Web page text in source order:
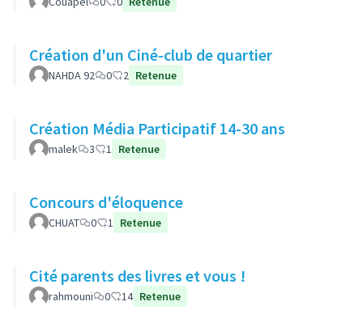
Création d'un Ciné-club de quartier
NAHDA 92 0 2 Retenue
Création Média Participatif 14-30 ans
malek 3 1 Retenue
Concours d'éloquence
CHUAT 0 1 Retenue
Cité parents des livres et vous !
rahmouni 0 14 Retenue